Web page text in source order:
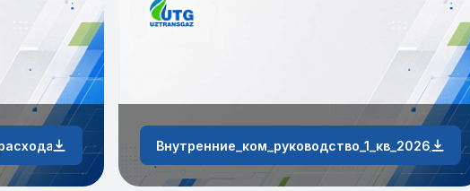
Внутренние_ком_руководство_1_кв_2026_г